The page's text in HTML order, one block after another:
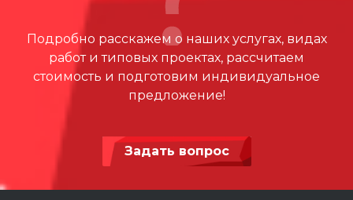
Подробно расскажем о наших услугах, видах
работ и типовых проектах, рассчитаем
стоимость и подготовим индивидуальное
предложение!
Задать вопрос